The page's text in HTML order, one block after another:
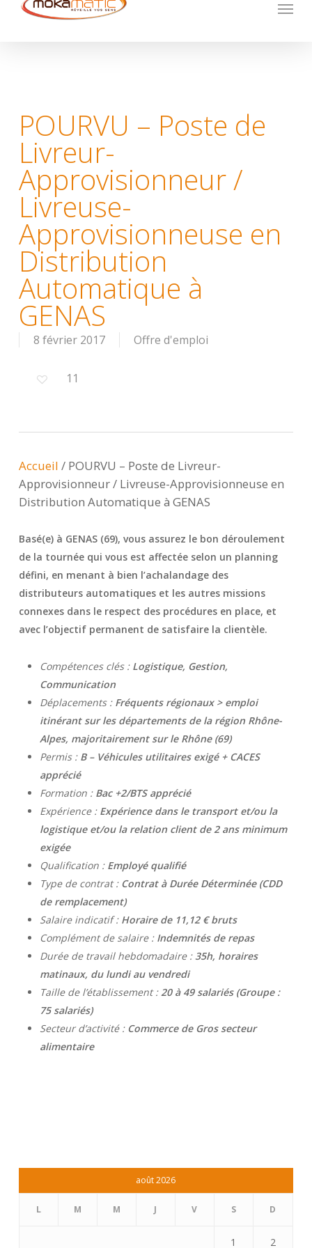
POURVU – Poste de
Livreur-
Approvisionneur /
Livreuse-
Approvisionneuse en
Distribution
Automatique à
GENAS
8 février 2017 Offre d'emploi
11
Accueil / POURVU – Poste de Livreur-
Approvisionneur / Livreuse-Approvisionneuse en
Distribution Automatique à GENAS
Basé(e) à GENAS (69), vous assurez le bon déroulement
de la tournée qui vous est affectée selon un planning
défini, en menant à bien l’achalandage des
distributeurs automatiques et les autres missions
connexes dans le respect des procédures en place, et
avec l’objectif permanent de satisfaire la clientèle.
Compétences clés : Logistique, Gestion,
Communication
Déplacements : Fréquents régionaux > emploi
itinérant sur les départements de la région Rhône-
Alpes, majoritairement sur le Rhône (69)
Permis :B – Véhicules utilitaires exigé + CACES
apprécié
Formation : Bac +2/BTS apprécié
Expérience : Expérience dans le transport et/ou la
logistique et/ou la relation client de 2 ans minimum
exigée
Qualification :Employé qualifié
Type de contrat : Contrat à Durée Déterminée (CDD
de remplacement)
Salaire indicatif : Horaire de 11,12 € bruts
Complément de salaire : Indemnités de repas
Durée de travail hebdomadaire :35h, horaires
matinaux, du lundi au vendredi
Taille de l’établissement :20 à 49 salariés (Groupe :
75 salariés)
Secteur d’activité : Commerce de Gros secteur
alimentaire
août 2026
L M M J V S D
1 2